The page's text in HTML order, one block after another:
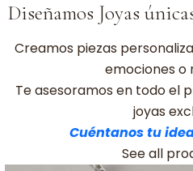
Diseñamos Joyas
Creamos piezas
emociones o
Te asesoramos en todo el
joyas
Cuéntanos tu
See all